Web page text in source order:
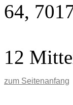
64,
12
zum Seitenanfang